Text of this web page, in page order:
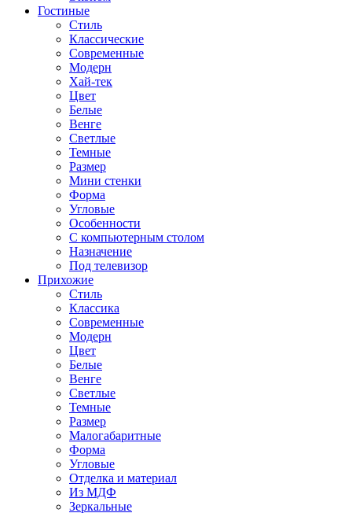
Гостиные
Стиль
Классические
Современные
Модерн
Хай-тек
Цвет
Белые
Венге
Светлые
Темные
Размер
Мини стенки
Форма
Угловые
Особенности
С компьютерным столом
Назначение
Под телевизор
Прихожие
Стиль
Классика
Современные
Модерн
Цвет
Белые
Венге
Светлые
Темные
Размер
Малогабаритные
Форма
Угловые
Отделка и материал
Из МДФ
Зеркальные